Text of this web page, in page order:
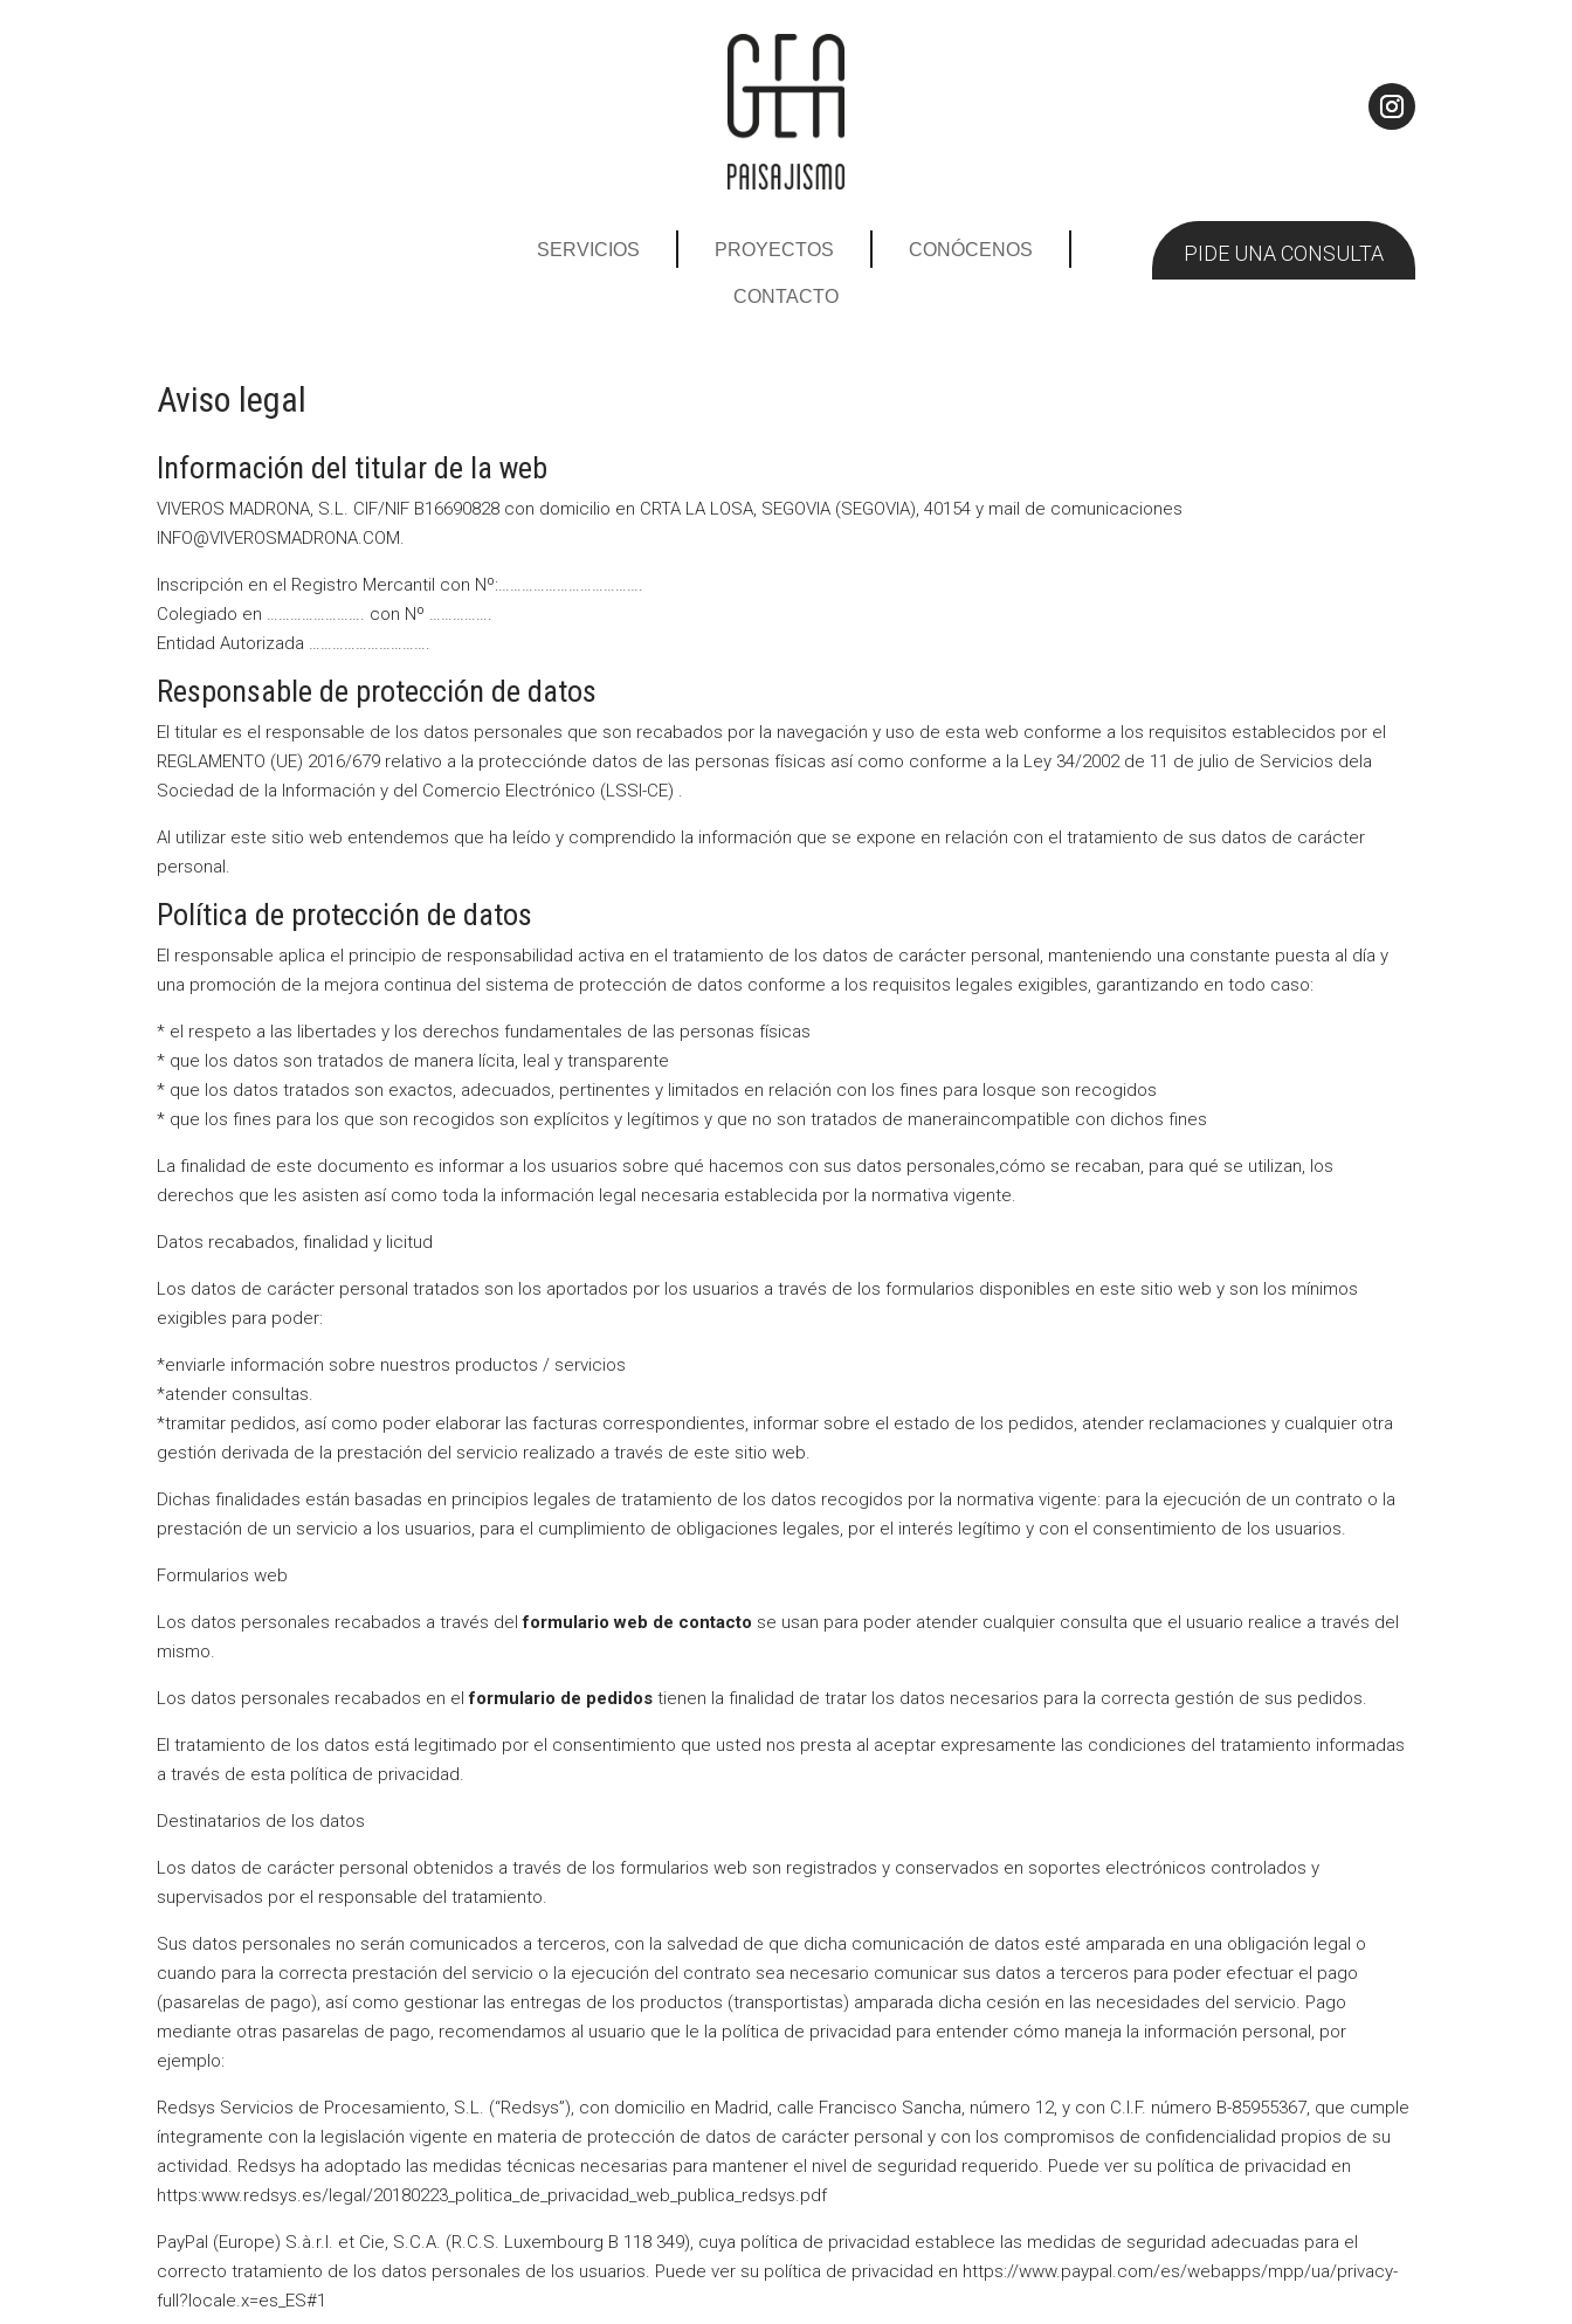
SERVICIOS PROYECTOS CONÓCENOS
CONTACTO
PIDE UNA CONSULTA
Aviso legal
Información del titular de la web
VIVEROS MADRONA, S.L. CIF/NIF B16690828 con domicilio en CRTA LA LOSA, SEGOVIA (SEGOVIA), 40154 y mail de comunicaciones
INFO@VIVEROSMADRONA.COM.
Inscripción en el Registro Mercantil con Nº:……………………………….
Colegiado en ……………………. con Nº …………….
Entidad Autorizada ………………………….
Responsable de protección de datos
El titular es el responsable de los datos personales que son recabados por la navegación y uso de esta web conforme a los requisitos establecidos por el
REGLAMENTO (UE) 2016/679 relativo a la protecciónde datos de las personas físicas así como conforme a la Ley 34/2002 de 11 de julio de Servicios dela
Sociedad de la Información y del Comercio Electrónico (LSSI-CE) .
Al utilizar este sitio web entendemos que ha leído y comprendido la información que se expone en relación con el tratamiento de sus datos de carácter
personal.
Política de protección de datos
El responsable aplica el principio de responsabilidad activa en el tratamiento de los datos de carácter personal, manteniendo una constante puesta al día y
una promoción de la mejora continua del sistema de protección de datos conforme a los requisitos legales exigibles, garantizando en todo caso:
* el respeto a las libertades y los derechos fundamentales de las personas físicas
* que los datos son tratados de manera lícita, leal y transparente
* que los datos tratados son exactos, adecuados, pertinentes y limitados en relación con los fines para losque son recogidos
* que los fines para los que son recogidos son explícitos y legítimos y que no son tratados de maneraincompatible con dichos fines
La finalidad de este documento es informar a los usuarios sobre qué hacemos con sus datos personales,cómo se recaban, para qué se utilizan, los
derechos que les asisten así como toda la información legal necesaria establecida por la normativa vigente.
Datos recabados, finalidad y licitud
Los datos de carácter personal tratados son los aportados por los usuarios a través de los formularios disponibles en este sitio web y son los mínimos
exigibles para poder:
*enviarle información sobre nuestros productos / servicios
*atender consultas.
*tramitar pedidos, así como poder elaborar las facturas correspondientes, informar sobre el estado de los pedidos, atender reclamaciones y cualquier otra
gestión derivada de la prestación del servicio realizado a través de este sitio web.
Dichas finalidades están basadas en principios legales de tratamiento de los datos recogidos por la normativa vigente: para la ejecución de un contrato o la
prestación de un servicio a los usuarios, para el cumplimiento de obligaciones legales, por el interés legítimo y con el consentimiento de los usuarios.
Formularios web
Los datos personales recabados a través delformulario web de contacto se usan para poder atender cualquier consulta que el usuario realice a través del
mismo.
Los datos personales recabados en elformulario de pedidos tienen la finalidad de tratar los datos necesarios para la correcta gestión de sus pedidos.
El tratamiento de los datos está legitimado por el consentimiento que usted nos presta al aceptar expresamente las condiciones del tratamiento informadas
a través de esta política de privacidad.
Destinatarios de los datos
Los datos de carácter personal obtenidos a través de los formularios web son registrados y conservados en soportes electrónicos controlados y
supervisados por el responsable del tratamiento.
Sus datos personales no serán comunicados a terceros, con la salvedad de que dicha comunicación de datos esté amparada en una obligación legal o
cuando para la correcta prestación del servicio o la ejecución del contrato sea necesario comunicar sus datos a terceros para poder efectuar el pago
(pasarelas de pago), así como gestionar las entregas de los productos (transportistas) amparada dicha cesión en las necesidades del servicio. Pago
mediante otras pasarelas de pago, recomendamos al usuario que le la política de privacidad para entender cómo maneja la información personal, por
ejemplo:
Redsys Servicios de Procesamiento, S.L. (“Redsys”), con domicilio en Madrid, calle Francisco Sancha, número 12, y con C.I.F. número B-85955367, que cumple
íntegramente con la legislación vigente en materia de protección de datos de carácter personal y con los compromisos de confidencialidad propios de su
actividad. Redsys ha adoptado las medidas técnicas necesarias para mantener el nivel de seguridad requerido. Puede ver su política de privacidad en
https:www.redsys.es/legal/20180223_politica_de_privacidad_web_publica_redsys.pdf
PayPal (Europe) S.à.r.l. et Cie, S.C.A. (R.C.S. Luxembourg B 118 349), cuya política de privacidad establece las medidas de seguridad adecuadas para el
correcto tratamiento de los datos personales de los usuarios. Puede ver su política de privacidad en https://www.paypal.com/es/webapps/mpp/ua/privacy-
full?locale.x=es_ES#1